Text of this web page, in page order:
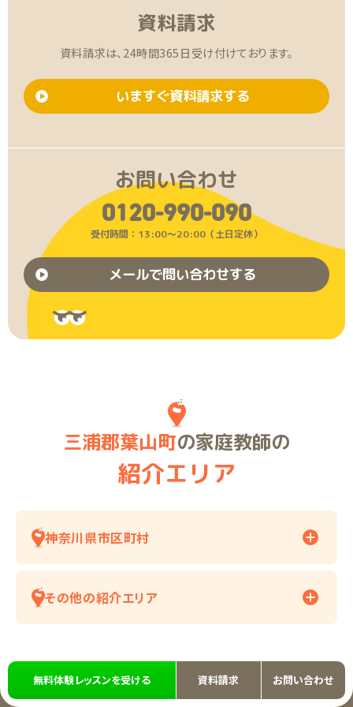
資料請求
資料請求は、24時間365日受け付けております。
いますぐ資料請求する
お問い合わせ
0120-990-090
受付時間：13:00〜20:00（土日定休）
メールで問い合わせする
三浦郡葉山町の家庭教師の
紹介エリア
神奈川県市区町村
その他の紹介エリア
無料体験レッスンを受ける 資料請求 お問い合わせ